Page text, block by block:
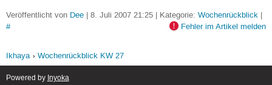
Veröffentlicht von Dee| 8. Juli 2007 21:25 | Kategorie: Wochenrückblick|
#
Fehler im Artikel melden
Ikhaya Wochenrückblick KW 27
Powered by Inyoka